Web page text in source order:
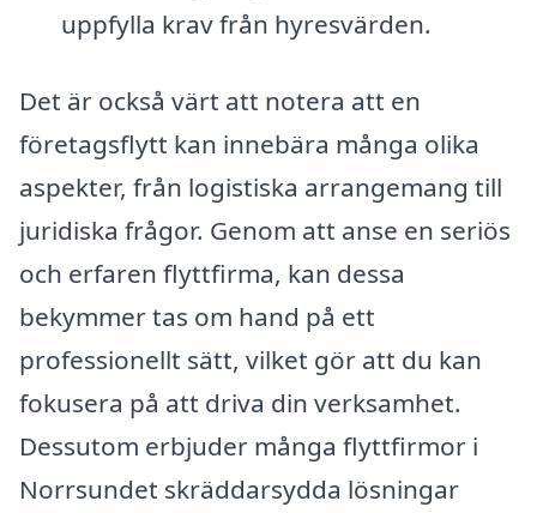
uppfylla krav från hyresvärden.
Det är också värt att notera att en
företagsflytt kan innebära många olika
aspekter, från logistiska arrangemang till
juridiska frågor. Genom att anse en seriös
och erfaren flyttfirma, kan dessa
bekymmer tas om hand på ett
professionellt sätt, vilket gör att du kan
fokusera på att driva din verksamhet.
Dessutom erbjuder många flyttfirmor i
Norrsundet skräddarsydda lösningar